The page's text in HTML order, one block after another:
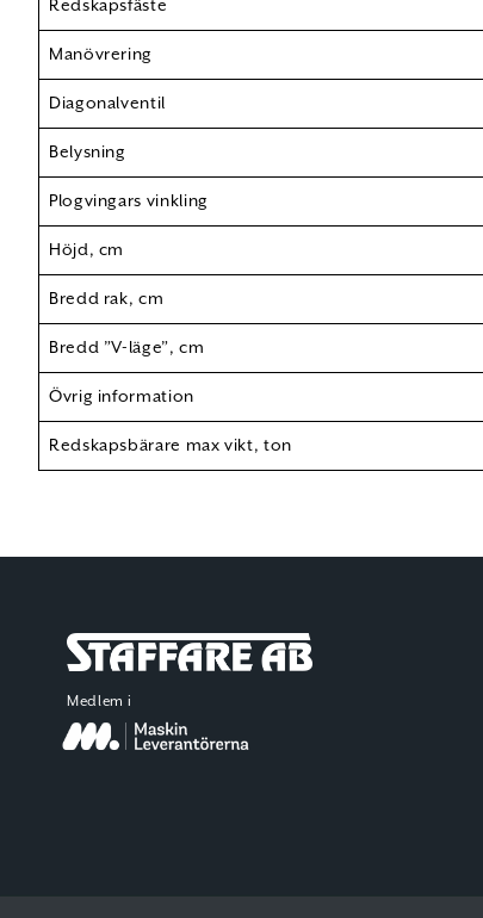
Redskapsfäste
Manövrering
Diagonalventil
Belysning
Plogvingars vinkling
Höjd, cm
Bredd rak, cm
Bredd ”V-läge”, cm
Övrig information
Redskapsbärare max vikt, ton
Staffare AB
Medlem i